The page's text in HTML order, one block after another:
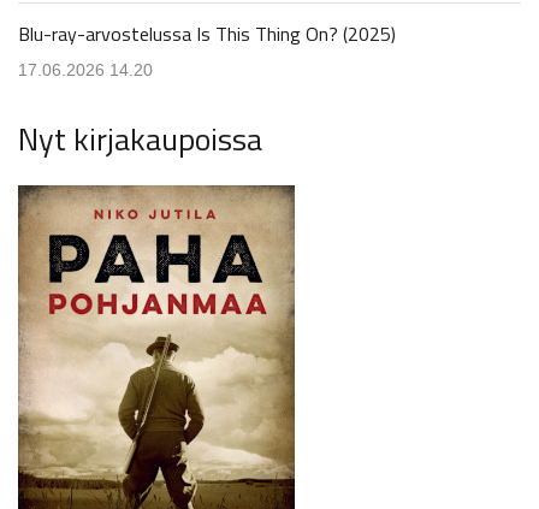
Blu-ray-arvostelussa Is This Thing On? (2025)
17.06.2026 14.20
Nyt kirjakaupoissa